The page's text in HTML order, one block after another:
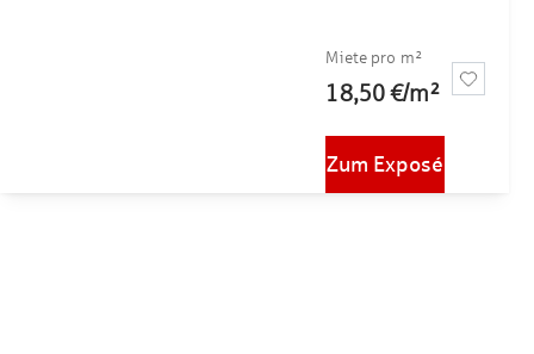
Miete pro m²
18,50 €/m²
Zum Exposé